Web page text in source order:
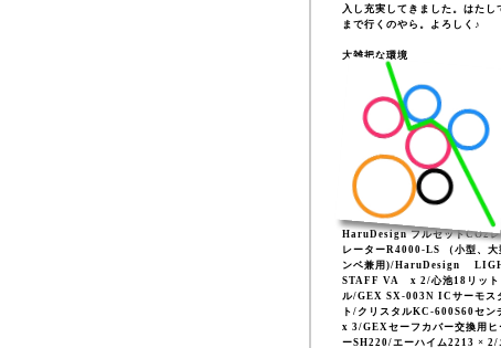
入し充実してきました。はたし
まで行くのやら。よろしく♪
大雑把な環境
HaruDesign フルセットCO2レ
レーターR4000-LS （小型、大
ンベ兼用)/HaruDesign
STAFF VA x 2/心池18リット
ル/GEX SX-003N ICサーモス
ト/クリスタルKC-600S60セン
x 3/GEXセーフカバー交換用ヒ
ーSH220/エーハイム2213 × 2/